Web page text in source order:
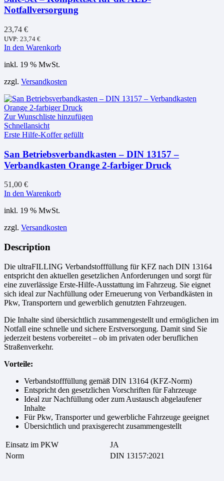
Notfallversorgung
23,74 €
UVP: 23,74 €
In den Warenkorb
inkl. 19 % MwSt.
zzgl. Versandkosten
Zur Wunschliste hinzufügen
Schnellansicht
Erste Hilfe-Koffer gefüllt
San Betriebsverbandkasten – DIN 13157 –
Verbandkasten Orange 2-farbiger Druck
51,00 €
In den Warenkorb
inkl. 19 % MwSt.
zzgl. Versandkosten
Description
Die ultraFILLING Verbandstofffüllung für KFZ nach DIN 13164
entspricht den aktuellen gesetzlichen Anforderungen und sorgt für
eine zuverlässige Erste-Hilfe-Ausstattung im Fahrzeug. Sie eignet
sich ideal zur Nachfüllung oder Erneuerung von Verbandkästen in
Pkw, Transportern und gewerblich genutzten Fahrzeugen.
Die Inhalte sind übersichtlich zusammengestellt und ermöglichen im
Notfall eine schnelle und sichere Erstversorgung. Damit sind Sie
jederzeit bestens vorbereitet – ob im privaten oder beruflichen
Straßenverkehr.
Vorteile:
Verbandstofffüllung gemäß DIN 13164 (KFZ-Norm)
Entspricht den gesetzlichen Vorschriften für Fahrzeuge
Ideal zur Nachfüllung oder zum Austausch abgelaufener
Inhalte
Für Pkw, Transporter und gewerbliche Fahrzeuge geeignet
Übersichtlich und praxisgerecht zusammengestellt
Einsatz im PKW
JA
Norm
DIN 13157:2021